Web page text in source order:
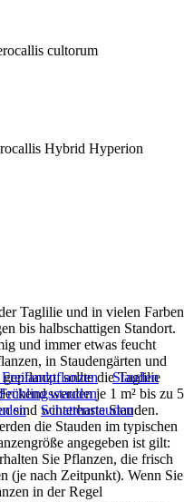
cultorum
Hybrid Hyperion
Taglilie und in vielen Farben
bis halbschattigen Standort.
und immer etwas feucht
in Staudengärten und
sollte die Taglilie
werden je 1 m² bis zu 5
sind winterharte Stauden.
die Stauden im typischen
angegeben ist gilt:
Sie Pflanzen, die frisch
(je nach Zeitpunkt). Wenn Sie
in der Regel
Stauden
Frühlingsstauden
Schattenstauden